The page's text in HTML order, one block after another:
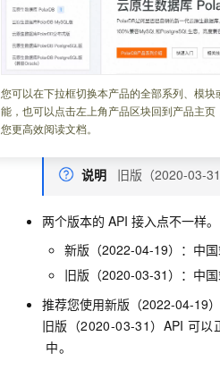
您可以在下拉框切换本产品的全部系列、模块
能，也可以点击左上角产品区块回到产品主页
您更高效阅读文档。
更新时间： 2023-02-16 09:10:09
本文为您介绍资源目录两个版本的
资源目录提供了新版（2022-04-19
两个版本的
功能相同。但
说明 旧版（2020-03-
两个版本的 API 接入点不一样。
新版（2022-04-19）：中
旧版（2020-03-31）：中
推荐您使用新版（2022-04-19）
旧版（2020-03-31）API 可以
中。